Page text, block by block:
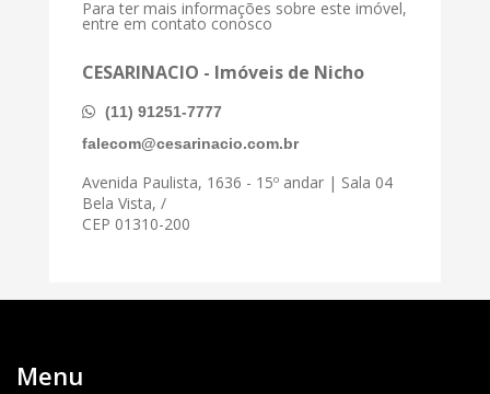
Para ter mais informações sobre este imóvel,
entre em contato conosco
CESARINACIO - Imóveis de Nicho
(11) 91251-7777
falecom@cesarinacio.com.br
Avenida Paulista, 1636 - 15º andar | Sala 04
Bela Vista, /
CEP 01310-200
Menu